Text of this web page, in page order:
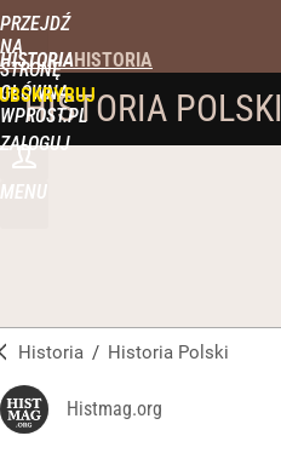
PRZEJDŹ
NA
STRONĘ
GŁÓWNĄ
WPROST.PL
HISTORIA
ZALOGUJ
MENU
HISTORIA POLSKI
Historia / Historia Polski
Histmag.org